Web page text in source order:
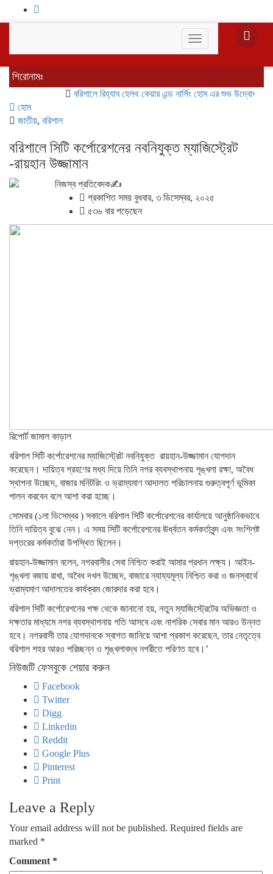
Toggle
navigation
শিরোনামঃ
বরিশালে রিহ্যাব হেলথ কেয়ার এন্ড নার্সিং হোম এর শুভ উদ্বোধন
হোম
জাতীয়, বরিশাল
বরিশালে সিটি কর্পোরেশনের নবনিযুক্ত ম্যাজিস্ট্রেট
-রায়হান উজ্জামান
নিজস্ব প্রতিবেদক✍️
প্রকাশিত সময় বুধবার, ৩ ডিসেম্বর, ২০২৫
৫৩৬ বার পড়েছেন
রিপোর্ট জামাল কাড়াল
বরিশাল সিটি কর্পোরেশনের ম্যাজিস্ট্রেট নবনিযুক্ত রায়হান-উজ্জামান যোগদান
করেছেন। দায়িত্ব গ্রহণের মধ্য দিয়ে তিনি নগর ব্যবস্থাপনায় শৃঙ্খলা রক্ষা, অবৈধ
স্থাপনা উচ্ছেদ, বাজার মনিটরিং ও ভ্রাম্যমাণ আদালত পরিচালনায় গুরুত্বপূর্ণ ভূমিকা
পালন করবেন বলে আশা করা হচ্ছে।
সোমবার (১লা ডিসেম্বর ) সকালে বরিশাল সিটি কর্পোরেশনের কার্যালয়ে আনুষ্ঠানিকভাবে
তিনি দায়িত্ব বুঝে নেন। এ সময় সিটি কর্পোরেশনের ঊর্ধ্বতন কর্মকর্তাবৃন্দ এবং সংশ্লিষ্ট
দপ্তরের কর্মকর্তারা উপস্থিত ছিলেন।
রায়হান-উজ্জামান বলেন, নগরবাসীর সেবা নিশ্চিত করাই আমার প্রধান লক্ষ্য। আইন-
শৃঙ্খলা বজায় রাখা, অবৈধ দখল উচ্ছেদ, বাজারে ন্যায্যমূল্য নিশ্চিত করা ও জনস্বার্থে
ভ্রাম্যমাণ আদালতের কার্যক্রম জোরদার করা হবে।
বরিশাল সিটি কর্পোরেশনের পক্ষ থেকে জানানো হয়, নতুন ম্যাজিস্ট্রেটের অভিজ্ঞতা ও
দক্ষতার মাধ্যমে নগর ব্যবস্থাপনায় গতি আসবে এবং নাগরিক সেবার মান আরও উন্নত
হবে। নগরবাসী তার যোগদানকে স্বাগত জানিয়ে আশা প্রকাশ করেছেন, তার নেতৃত্বে
বরিশাল শহর আরও পরিচ্ছন্ন ও শৃঙ্খলাবদ্ধ নগরীতে পরিণত হবে।’
নিউজটি ফেসবুকে শেয়ার করুন
Facebook
Twitter
Digg
Linkedin
Reddit
Google Plus
Pinterest
Print
Leave a Reply
Your email address will not be published. Required fields are
marked *
Comment *